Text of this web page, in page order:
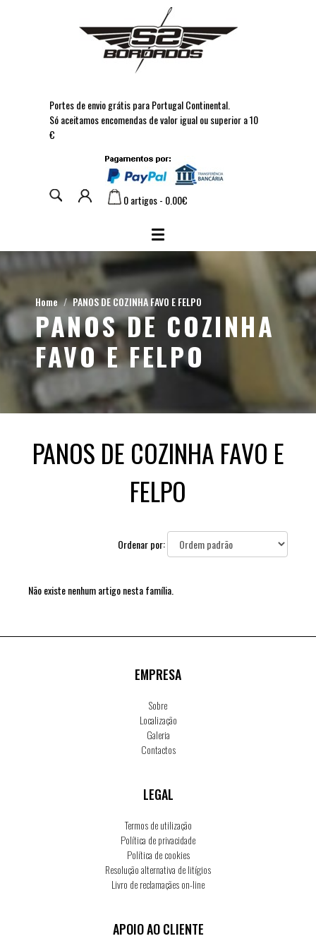
Portes de envio grátis para Portugal Continental.
Só aceitamos encomendas de valor igual ou superior a 10
€
0 artigos - 0.00€
Home PANOS DE COZINHA FAVO E FELPO
PANOS DE COZINHA
FAVO E FELPO
PANOS DE COZINHA FAVO E
FELPO
Ordenar por:
Não existe nenhum artigo nesta família.
EMPRESA
Sobre
Localização
Galeria
Contactos
LEGAL
Termos de utilização
Política de privacidade
Política de cookies
Resolução alternativa de litígios
Livro de reclamaçães on-line
APOIO AO CLIENTE